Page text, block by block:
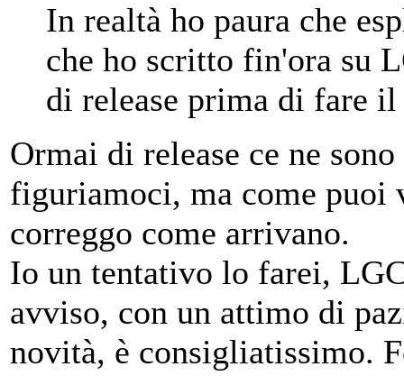
In realtà ho paura che
che ho scritto fin'ora su
di release prima di fare il
Ormai di release ce ne
figuriamoci, ma come puoi
correggo come arrivano.
Io un tentativo lo farei,
avviso, con un attimo di
novità, è consigliatissimo.